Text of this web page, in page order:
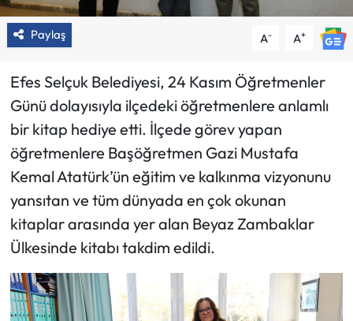
Paylaş A- A+
Efes Selçuk Belediyesi, 24 Kasım Öğretmenler
Günü dolayısıyla ilçedeki öğretmenlere anlamlı
bir kitap hediye etti. İlçede görev yapan
öğretmenlere Başöğretmen Gazi Mustafa
Kemal Atatürk’ün eğitim ve kalkınma vizyonunu
yansıtan ve tüm dünyada en çok okunan
kitaplar arasında yer alan Beyaz Zambaklar
Ülkesinde kitabı takdim edildi.